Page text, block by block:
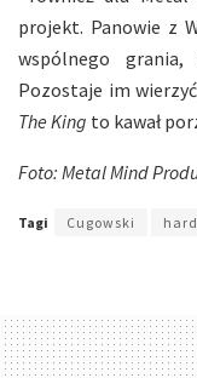
projekt. Panowie z
wspólnego
Pozostaje im
The King to kawał
Foto: Metal Mind
Tagi Cugowski